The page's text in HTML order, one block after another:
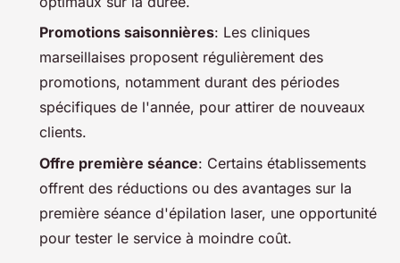
Promotions saisonnières: Les cliniques
marseillaises proposent régulièrement des
promotions, notamment durant des périodes
spécifiques de l'année, pour attirer de nouveaux
clients.
Offre première séance: Certains établissements
offrent des réductions ou des avantages sur la
première séance d'épilation laser, une opportunité
pour tester le service à moindre coût.